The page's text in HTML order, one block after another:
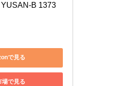
B 1373
で見る
場で見る